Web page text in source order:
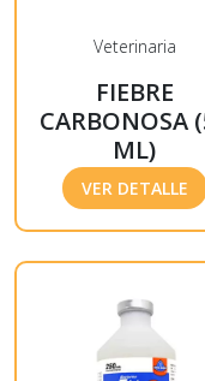
Veterinaria
FIEBRE
CARBONOSA
ML)
VER DETALLE